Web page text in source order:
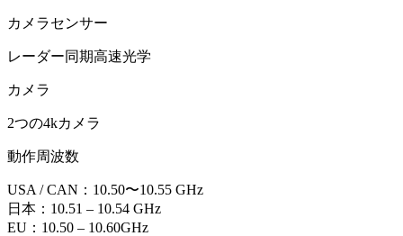
カメラセンサー
レーダー同期高速光学
カメラ
2つの4kカメラ
動作周波数
USA / CAN：10.50〜10.55 GHz
日本：10.51 – 10.54 GHz
EU：10.50 – 10.60GHz